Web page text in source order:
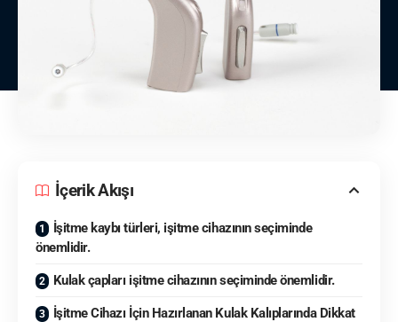
İçerik Akışı
İşitme kaybı türleri, işitme cihazının seçiminde
önemlidir.
Kulak çapları işitme cihazının seçiminde önemlidir.
İşitme Cihazı İçin Hazırlanan Kulak Kalıplarında Dikkat